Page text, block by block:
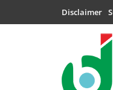
Disclaimer